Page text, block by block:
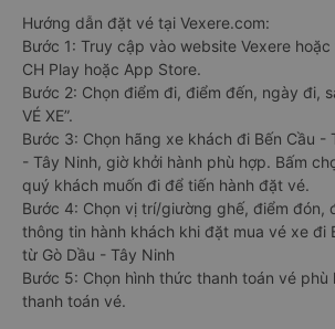
Hướng dẫn đặt vé tại Vexere.com:
Bước 1: Truy cập vào website Vexere
CH Play hoặc App Store.
Bước 2: Chọn điểm đi, điểm đến, ngày đi,
VÉ XE”.
Bước 3: Chọn hãng xe khách đi Bến Cầu -
- Tây Ninh, giờ khởi hành phù hợp. Bấm
quý khách muốn đi để tiến hành đặt vé.
Bước 4: Chọn vị trí/giường ghế, điểm đón,
thông tin hành khách khi đặt mua vé xe đi
từ Gò Dầu - Tây Ninh
Bước 5: Chọn hình thức thanh toán vé phù
thanh toán vé.